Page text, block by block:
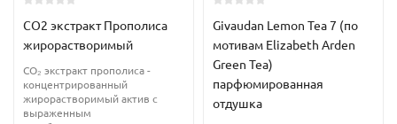
Применяется как противоотечное и противовоспалительное
средство при растяжениях и болях в суставах
Обладает лечебными свойствами, которые эффективны в
CO2 экстракт Прополиса
жирорастворимый
CO₂ экстракт прополиса -
концентрированный
жирорастворимый актив с
выраженным
Givaudan Lemon Tea 7 (по
мотивам Elizabeth Arden
Green Tea)
парфюмированная
отдушка